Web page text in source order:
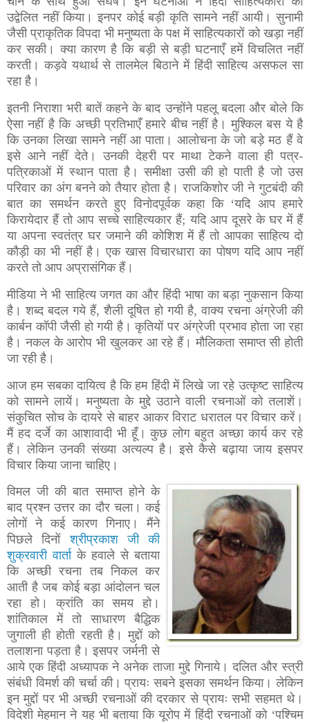
उद्वेलित नहीं किया। इनपर कोई बड़ी कृति सामने नहीं आयी। सुनामी
जैसी प्राकृतिक विपदा भी मनुष्यता के पक्ष में साहित्यकारों को खड़ा नहीं
कर सकी। क्या कारण है कि बड़ी से बड़ी घटनाएँ हमें विचलित नहीं
करती। कड़वे यथार्थ से तालमेल बिठाने में हिंदी साहित्य असफल सा
रहा है।
इतनी निराशा भरी बातें कहने के बाद उन्होंने पहलू बदला और बोले कि
ऐसा नहीं है कि अच्छी प्रतिभाएँ हमारे बीच नहीं है। मुश्किल बस ये है
कि उनका लिखा सामने नहीं आ पाता। आलोचना के जो बड़े मठ हैं वे
इसे आने नहीं देते। उनकी देहरी पर माथा टेकने वाला ही पत्र-
पत्रिकाओं में स्थान पाता है। समीक्षा उसी की हो पाती है जो उस
परिवार का अंग बनने को तैयार होता है। राजकिशोर जी ने गुटबंदी की
बात का समर्थन करते हुए विनोदपूर्वक कहा कि ‘यदि आप हमारे
किरायेदार हैं तो आप सच्चे साहित्यकार हैं; यदि आप दूसरे के घर में हैं
या अपना स्वतंत्र घर जमाने की कोशिश में हैं तो आपका साहित्य दो
कौड़ी का भी नहीं है। एक खास विचारधारा का पोषण यदि आप नहीं
करते तो आप अप्रासंगिक हैं।
मीडिया ने भी साहित्य जगत का और हिंदी भाषा का बड़ा नुकसान किया
है। शब्द बदल गये हैं, शैली दूषित हो गयी है, वाक्य रचना अंग्रेजी की
कार्बन कॉपी जैसी हो गयी है। कृतियों पर अंग्रेजी प्रभाव होता जा रहा
है। नकल के आरोप भी खुलकर आ रहे हैं। मौलिकता समाप्त सी होती
जा रही है।
आज हम सबका दायित्व है कि हम हिंदी में लिखे जा रहे उत्कृष्ट साहित्य
को सामने लायें। मनुष्यता के मुद्दे उठाने वाली रचनाओं को तलाशें।
संकुचित सोच के दायरे से बाहर आकर विराट धरातल पर विचार करें।
मैं हद दर्जे का आशावादी भी हूँ। कुछ लोग बहुत अच्छा कार्य कर रहे
हैं। लेकिन उनकी संख्या अत्यल्प है। इसे कैसे बढ़ाया जाय इसपर
विचार किया जाना चाहिए।
विमल जी की बात समाप्त होने के
बाद प्रश्न उत्तर का दौर चला। कई
लोगों ने कई कारण गिनाए। मैंने
पिछले दिनोंश्रीप्रकाश जी की
शुक्रवारी वार्ताके हवाले से बताया
कि अच्छी रचना तब निकल कर
आती है जब कोई बड़ा आंदोलन चल
रहा हो। क्रांति का समय हो।
शांतिकाल में तो साधारण बैद्धिक
जुगाली ही होती रहती है। मुद्दों को
तलाशना पड़ता है। इसपर जर्मनी से
आये एक हिंदी अध्यापक ने अनेक ताजा मुद्दे गिनाये। दलित और स्त्री
संबंधी विमर्श की चर्चा की। प्रायः सबने इसका समर्थन किया। लेकिन
इन मुद्दों पर भी अच्छी रचनाओं की दरकार से प्रायः सभी सहमत थे।
विदेशी मेहमान ने यह भी बताया कि यूरोप में हिंदी रचनाओं को ‘पश्चिम